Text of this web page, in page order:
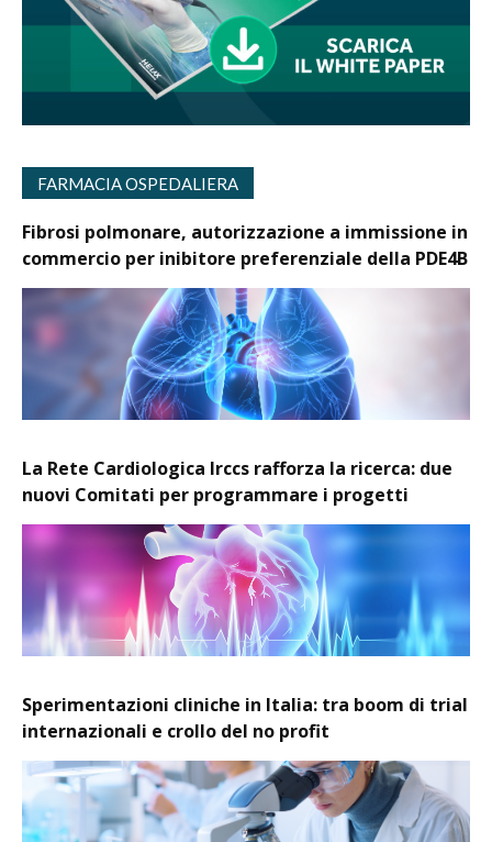
FARMACIA OSPEDALIERA
Fibrosi polmonare, autorizzazione a immissione in
commercio per inibitore preferenziale della PDE4B
La Rete Cardiologica Irccs rafforza la ricerca: due
nuovi Comitati per programmare i progetti
Sperimentazioni cliniche in Italia: tra boom di trial
internazionali e crollo del no profit